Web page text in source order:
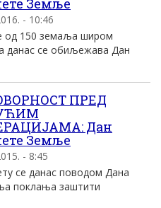
Земље
- 10:46
од 150 земаља широм
данас се обиљежава Дан
ПРЕД
Дан
Земље
- 8:45
се данас поводом Дана
поклања заштити